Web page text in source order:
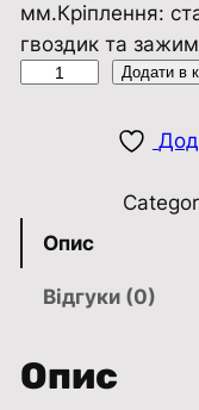
мм.Кріплення:
гвоздик та
о
Додати в
Опис
Відгуки (0)
Опис